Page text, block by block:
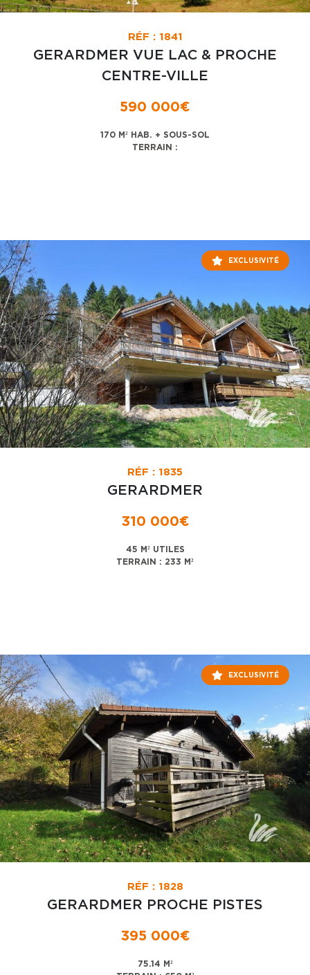
RÉF : 1841
GERARDMER VUE LAC & PROCHE
CENTRE-VILLE
590 000€
170 M² HAB. + SOUS-SOL
TERRAIN :
EXCLUSIVITÉ
RÉF : 1835
GERARDMER
310 000€
45 M² UTILES
TERRAIN : 233 M²
EXCLUSIVITÉ
RÉF : 1828
GERARDMER PROCHE PISTES
395 000€
75.14 M²